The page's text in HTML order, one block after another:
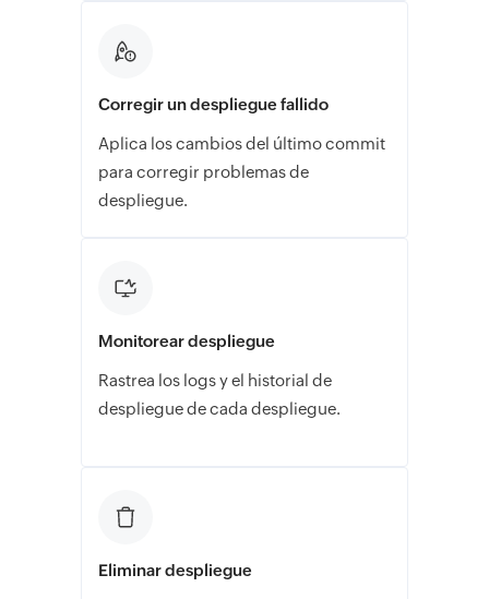
Corregir un despliegue fallido
Aplica los cambios del último commit
para corregir problemas de
despliegue.
Monitorear despliegue
Rastrea los logs y el historial de
despliegue de cada despliegue.
Eliminar despliegue